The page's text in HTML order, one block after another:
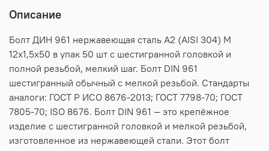
Описание
Болт ДИН 961 нержавеющая сталь А2 (AISI 304) M
12х1,5х50 в упак 50 шт с шестигранной головкой и
полной резьбой, мелкий шаг. Болт DIN 961
шестигранный обычный с мелкой резьбой. Стандарты
аналоги: ГОСТ Р ИСО 8676-2013; ГОСТ 7798-70; ГОСТ
7805-70; ISO 8676. Болт DIN 961 — это крепёжное
изделие с шестигранной головкой и мелкой резьбой,
изготовленное из нержавеющей стали. Этот болт